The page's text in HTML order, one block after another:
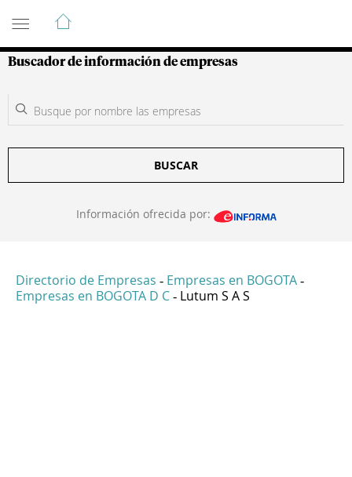
Guía de Empresas Colombianas
Buscador de información de empresas
BUSCAR
Información ofrecida por:
Directorio de Empresas - Empresas en BOGOTA -
Empresas en BOGOTA D C - Lutum S A S